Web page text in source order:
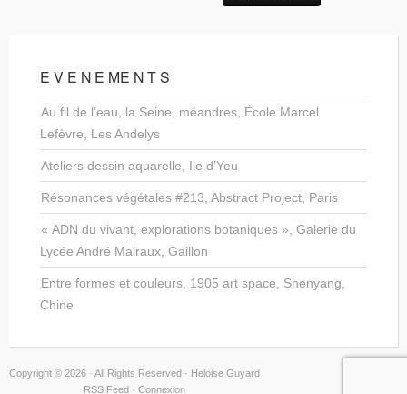
E V E N E ME N T S
Au fil de l’eau, la Seine, méandres, École Marcel
Lefèvre, Les Andelys
Ateliers dessin aquarelle, Ile d’Yeu
Résonances végétales #213, Abstract Project, Paris
« ADN du vivant, explorations botaniques », Galerie du
Lycée André Malraux, Gaillon
Entre formes et couleurs, 1905 art space, Shenyang,
Chine
Copyright © 2026 · All Rights Reserved · Heloise Guyard
RSS Feed · Connexion